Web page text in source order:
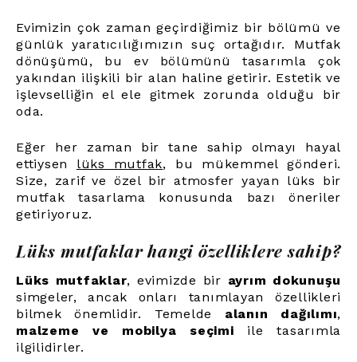
Evimizin çok zaman geçirdiğimiz bir bölümü ve
günlük yaratıcılığımızın suç ortağıdır. Mutfak
dönüşümü, bu ev bölümünü tasarımla çok
yakından ilişkili bir alan haline getirir. Estetik ve
işlevselliğin el ele gitmek zorunda olduğu bir
oda.
Eğer her zaman bir tane sahip olmayı hayal
ettiysen
lüks mutfak, bu mükemmel gönderi.
Size, zarif ve özel bir atmosfer yayan lüks bir
mutfak tasarlama konusunda bazı öneriler
getiriyoruz.
Lüks mutfaklar hangi özelliklere sahip?
Lüks mutfaklar, evimizde bir ayrım dokunuşu
simgeler, ancak onları tanımlayan özellikleri
bilmek önemlidir. Temelde alanın dağılımı,
malzeme ve mobilya seçimi ile tasarımla
ilgilidirler.